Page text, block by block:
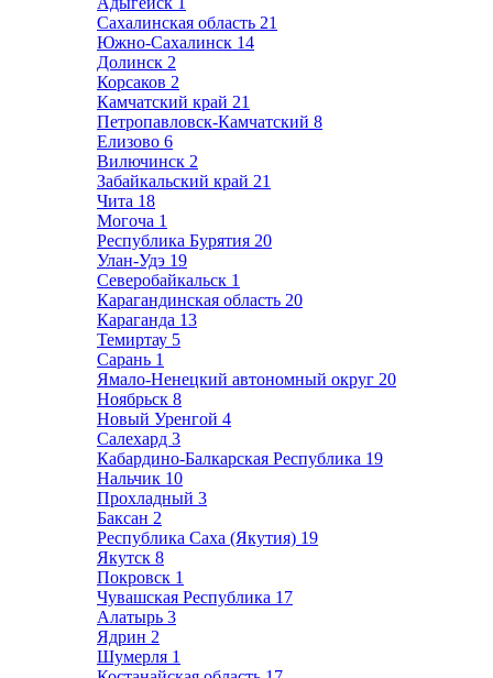
Сахалинская область 21
Южно-Сахалинск 14
Долинск 2
Корсаков 2
Камчатский край 21
Петропавловск-Камчатский 8
Елизово 6
Вилючинск 2
Забайкальский край 21
Чита 18
Могоча 1
Республика Бурятия 20
Улан-Удэ 19
Северобайкальск 1
Карагандинская область 20
Караганда 13
Темиртау 5
Сарань 1
Ямало-Ненецкий автономный округ 20
Ноябрьск 8
Новый Уренгой 4
Салехард 3
Кабардино-Балкарская Республика 19
Нальчик 10
Прохладный 3
Баксан 2
Республика Саха (Якутия) 19
Якутск 8
Покровск 1
Чувашская Республика 17
Алатырь 3
Ядрин 2
Шумерля 1